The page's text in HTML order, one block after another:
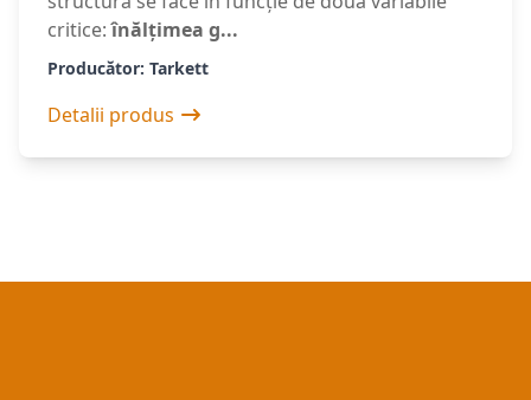
critice:înălțimea g...
Producător: Tarkett
Detalii produs